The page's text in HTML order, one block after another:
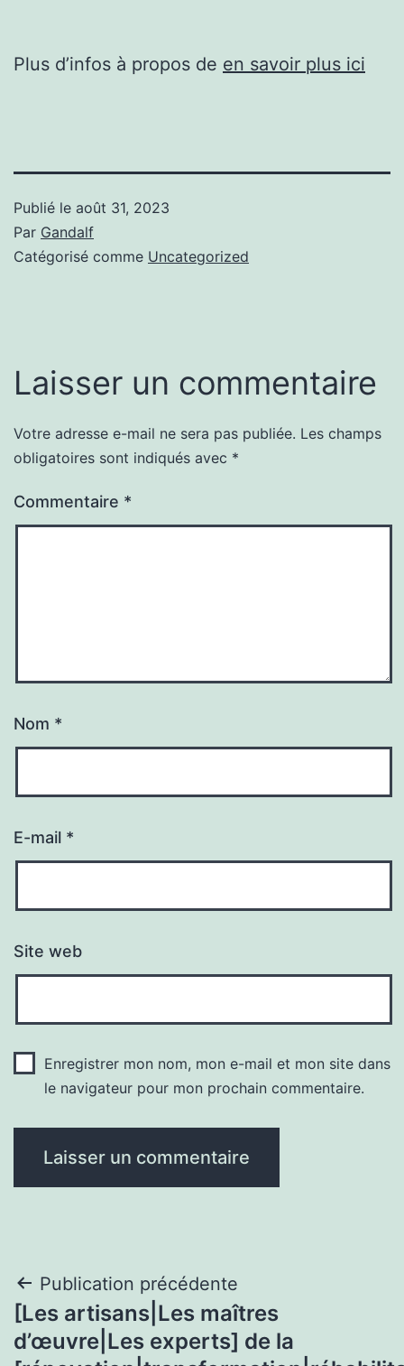
Plus d’infos à propos de en savoir plus ici
Publié le août 31, 2023
Par Gandalf
Catégorisé comme Uncategorized
Laisser un commentaire
Votre adresse e-mail ne sera pas publiée. Les champs
obligatoires sont indiqués avec *
Commentaire *
Nom *
E-mail *
Site web
Enregistrer mon nom, mon e-mail et mon site dans
le navigateur pour mon prochain commentaire.
Navigation
de
Publication précédente
[Les artisans|Les maîtres
d’œuvre|Les experts] de la